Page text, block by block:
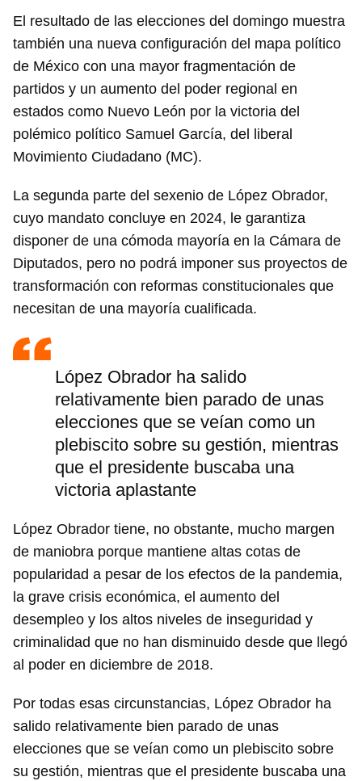
Guardar como favorito
Para poder guardar como favorito, primero has de
INICIAR SESIÓN CANCELAR
El resultado de las elecciones del domingo muestra
también una nueva configuración del mapa político
de México con una mayor fragmentación de
partidos y un aumento del poder regional en
estados como Nuevo León por la victoria del
polémico político Samuel García, del liberal
Movimiento Ciudadano (MC).
La segunda parte del sexenio de López Obrador,
cuyo mandato concluye en 2024, le garantiza
disponer de una cómoda mayoría en la Cámara de
Diputados, pero no podrá imponer sus proyectos de
transformación con reformas constitucionales que
necesitan de una mayoría cualificada.
López Obrador ha salido
relativamente bien parado de unas
elecciones que se veían como un
plebiscito sobre su gestión, mientras
que el presidente buscaba una
victoria aplastante
López Obrador tiene, no obstante, mucho margen
de maniobra porque mantiene altas cotas de
popularidad a pesar de los efectos de la pandemia,
la grave crisis económica, el aumento del
desempleo y los altos niveles de inseguridad y
criminalidad que no han disminuido desde que llegó
al poder en diciembre de 2018.
Por todas esas circunstancias, López Obrador ha
salido relativamente bien parado de unas
elecciones que se veían como un plebiscito sobre
su gestión, mientras que el presidente buscaba una